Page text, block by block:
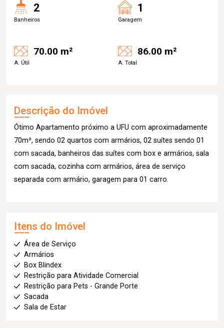
2
Banheiros
1
Garagem
70.00 m²
A. Útil
86.00 m²
A. Total
Descrição do Imóvel
Ótimo Apartamento próximo a UFU com aproximadamente
70m², sendo 02 quartos com armários, 02 suítes sendo 01
com sacada, banheiros das suítes com box e armários, sala
com sacada, cozinha com armários, área de serviço
separada com armário, garagem para 01 carro.
Itens do Imóvel
Área de Serviço
Armários
Box Blindex
Restrição para Atividade Comercial
Restrição para Pets - Grande Porte
Sacada
Sala de Estar